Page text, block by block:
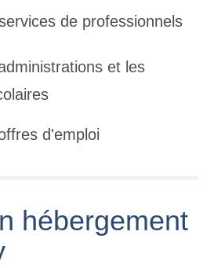
de professionnels
et les
d'emploi
hébergement